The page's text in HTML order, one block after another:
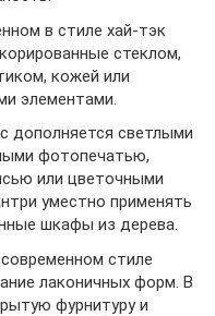
в стиле хай-тэк
стеклом,
кожей или
элементами.
дополняется светлыми
фотопечатью,
или цветочными
уместно применять
шкафы из дерева.
стиле
лаконичных форм. В
фурнитуру и